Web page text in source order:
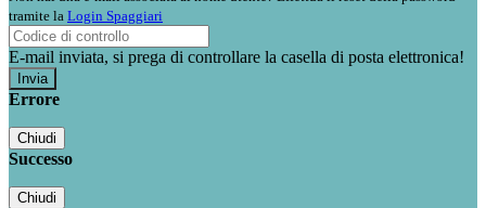
tramite la Login Spaggiari
E-mail inviata, si prega di controllare la casella di posta elettronica!
Errore
Chiudi
Successo
Chiudi